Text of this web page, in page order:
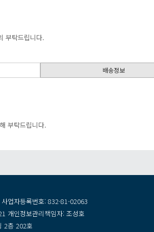
탁드립니다.
배송정보
부탁드립니다.
업자등록번호:832-81-02063
개인정보관리책임자:조성호
2층202호